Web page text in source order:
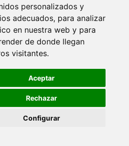
personalizados y
adecuados, para analizar
en nuestra web y para
de donde llegan
visitantes.
Aceptar
Rechazar
Configurar